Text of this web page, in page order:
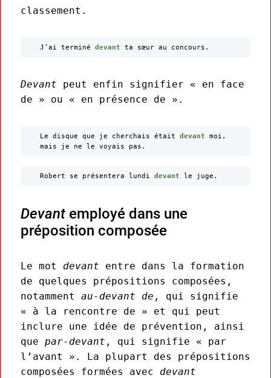
classement.
J’ai terminé devant ta sœur au concours.
Devant peut enfin signifier « en face
de » ou « en présence de ».
Le disque que je cherchais était devant moi,
mais je ne le voyais pas.
Robert se présentera lundi devant le juge.
Devant employé dans une
préposition composée
Le mot devant entre dans la formation
de quelques prépositions composées,
notamment au-devant de , qui signifie
« à la rencontre de » et qui peut
inclure une idée de prévention, ainsi
que par-devant , qui signifie « par
l’avant ». La plupart des prépositions
composées formées avec devant